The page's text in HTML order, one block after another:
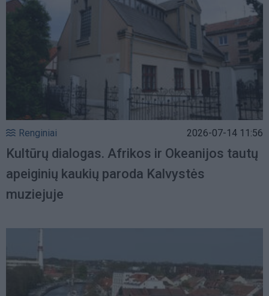
Renginiai 2026-07-14 11:56
Kultūrų dialogas. Afrikos ir Okeanijos tautų
apeiginių kaukių paroda Kalvystės
muziejuje